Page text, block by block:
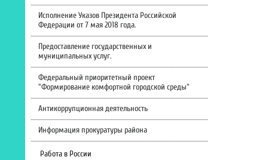
Исполнение Указов Президента Российской
Федерации от 7 мая 2018 года.
Предоставление государственных и
муниципальных услуг.
Федеральный приоритетный проект
"Формирование комфортной городской среды"
Антикоррупционная деятельность
Информация прокуратуры района
Работа в России